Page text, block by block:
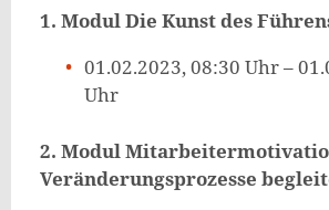
1. Modul Die Kunst des
01.02.2023, 08:30 Uhr –
Uhr
2. Modul
Veränderungsprozesse